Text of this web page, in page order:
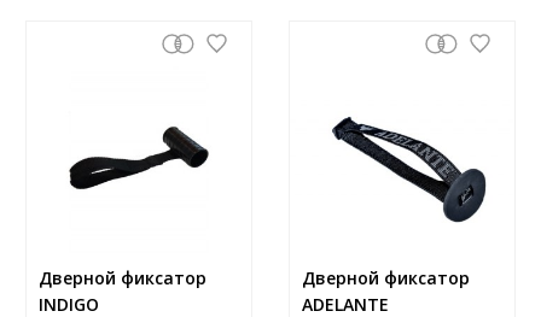
Дверной фиксатор
INDIGO
Дверной фиксатор
ADELANTE